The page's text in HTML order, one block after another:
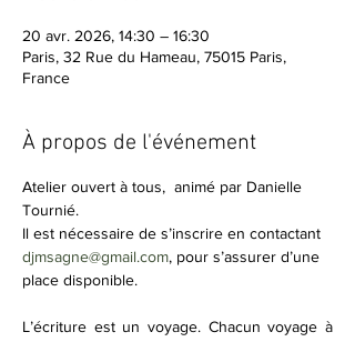
20 avr. 2026, 14:30 – 16:30
Paris, 32 Rue du Hameau, 75015 Paris,
France
À propos de l'événement
Atelier ouvert à tous,  animé par Danielle
Tournié.
Il est nécessaire de s’inscrire en contactant
djmsagne@gmail.com, pour s’assurer d’une
place disponible.
L’écriture est un voyage. Chacun voyage à